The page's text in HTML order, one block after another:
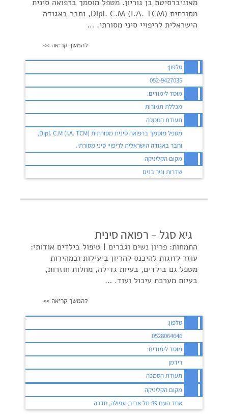
מאוניברסיטת בן גוריון. מטפל מוסמך ברפואה סינית
מסורתית Dipl. C.M (I.A. TCM), וחבר באגודה
הישראלית לריפויי סיני מסורתי. …
להמשך קריאה >>
טלפון:
052-9427035
מוסד לימודים:
מכללת תמורות
תעודת הסמכה
מטפל מוסמך ברפואה סינית מסורתית Dipl. C.M (I.A. TCM),
וחבר באגודה הישראלית לריפויי סיני מסורתי.
מקום הקליניקה
שדרות וניר בנים
גיא סגל – רפואה סינית
התמחות: פריון נשים וגברים | טיפול בילדים אודותי:
עוזר לזוגות להיכנס להריון ביעילות ובמהירות
מטפל גם בילדים, בעיות גדילה, מחלות חוזרות,
בעיות מערכת עיכול ועוד. …
להמשך קריאה >>
טלפון:
0528064646
מוסד לימודים:
רידמן
תעודת הסמכה
מקום הקליניקה
אחד העם 89 תל אביב, עפולה, חדרה